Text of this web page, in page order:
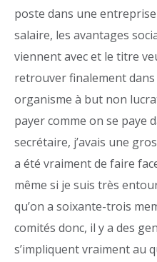
poste dans une
salaire, les avantages
viennent avec et le titre
retrouver finalement dans
organisme à but non
payer comme on se paye
secrétaire, j’avais une
a été vraiment de faire
même si je suis très
qu’on a soixante-trois
comités donc, il y a des
s’impliquent vraiment au